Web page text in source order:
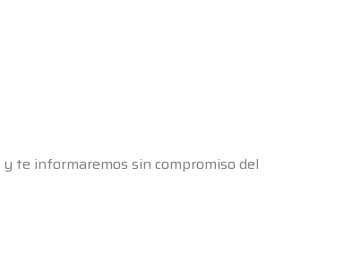
te informaremos sin compromiso del